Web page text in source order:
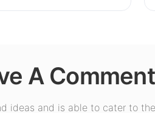
A Comment
ideas and is able to cater to